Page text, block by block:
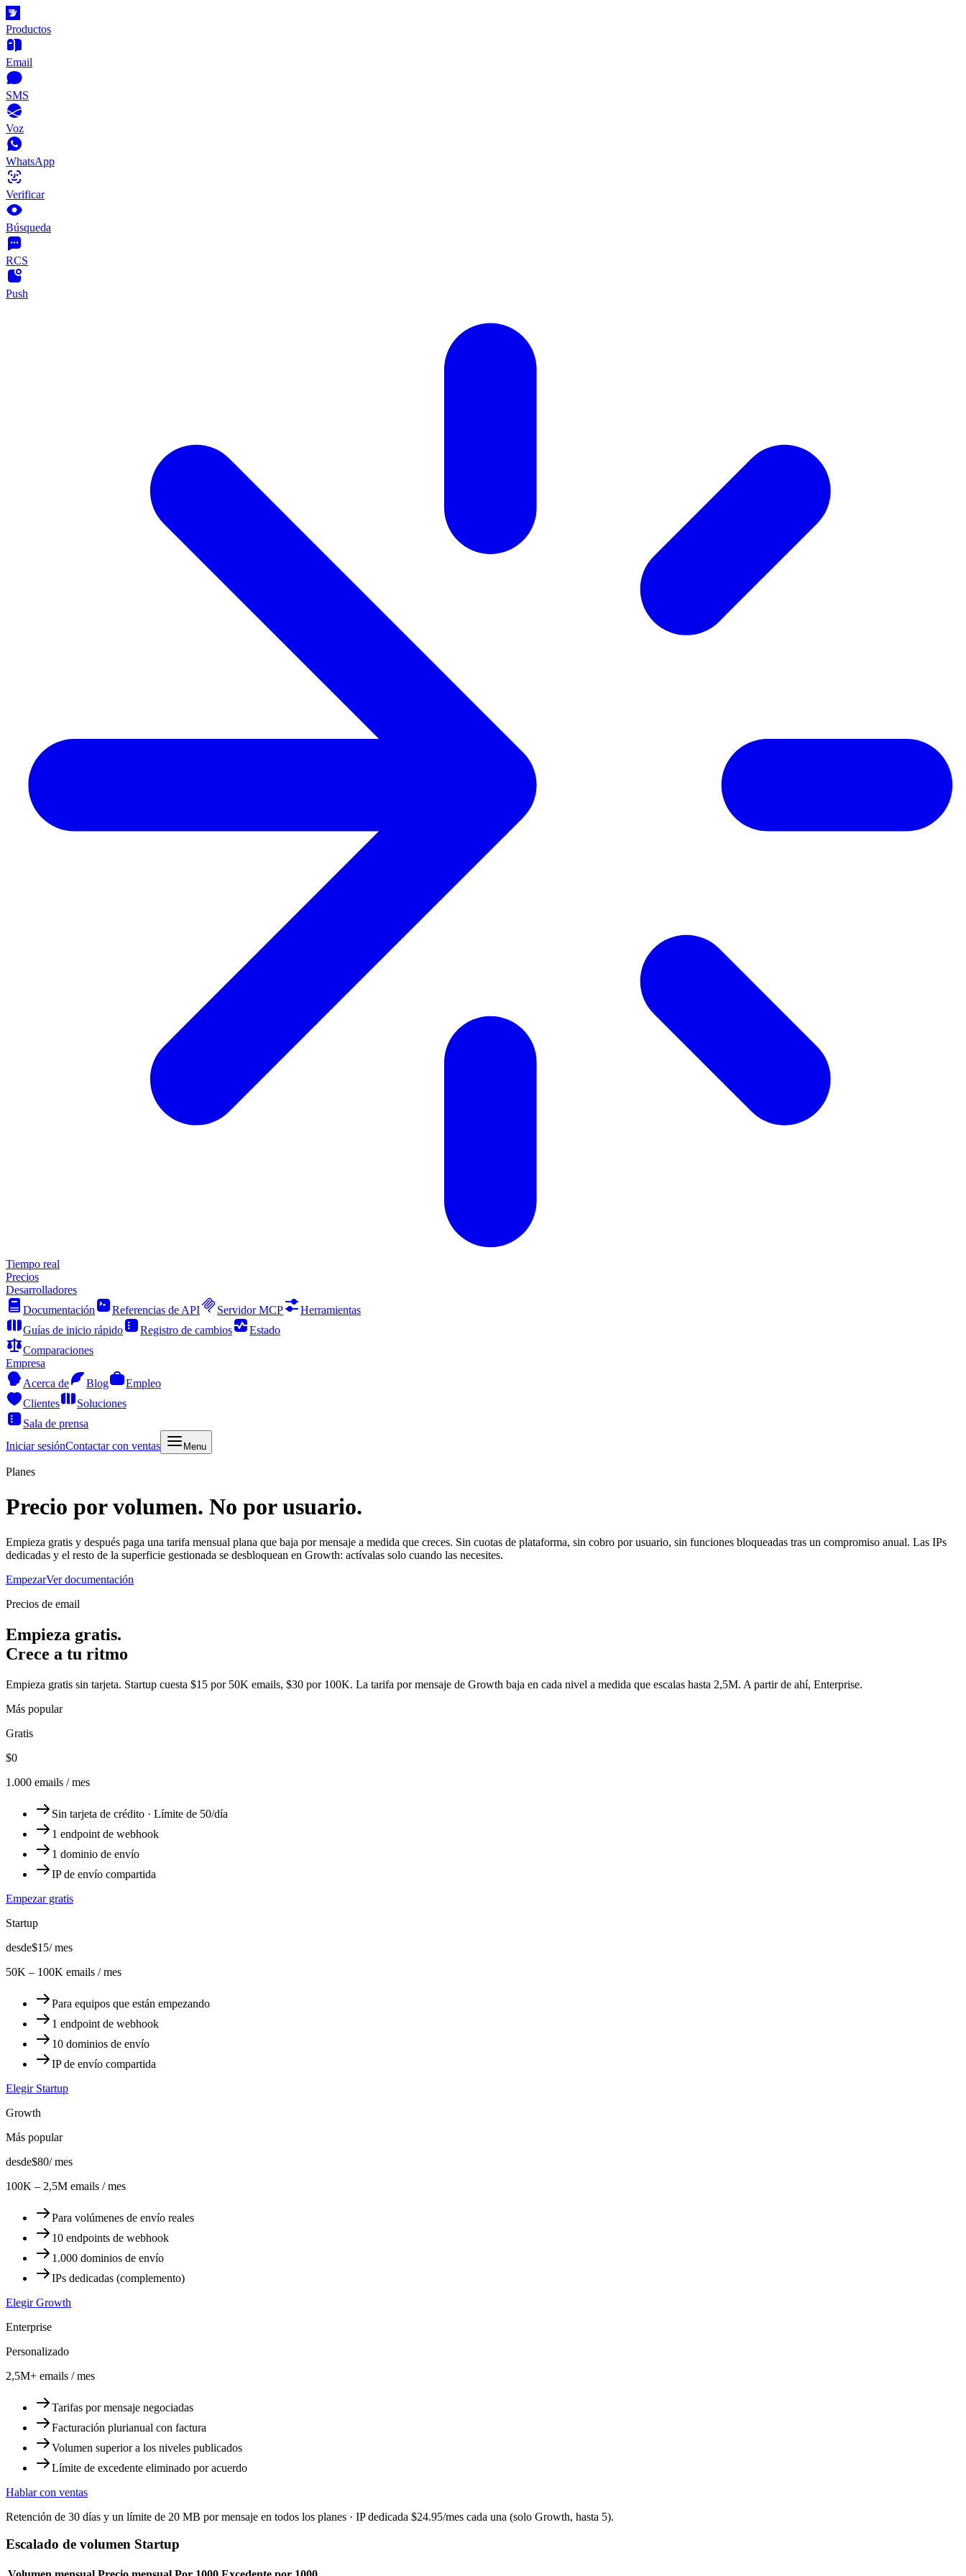
Productos
Email
SMS
Voz
WhatsApp
Verificar
Búsqueda
RCS
Push
Tiempo real
Precios
Desarrolladores
Documentación
Referencias de API Servidor MCP
Herramientas
Guías de inicio rápido
Registro de cambios
Estado
Comparaciones
Empresa
Acerca de
Blog
Empleo
Clientes
Soluciones
Sala de prensa
Iniciar sesiónContactar con ventas Menu
Planes
Precio por volumen. No por usuario.
Empieza gratis y después paga una tarifa mensual plana que baja por mensaje a medida que creces. Sin cuotas de plataforma, sin cobro por usuario, sin funciones bloqueadas tras un compromiso anual. Las IPs
dedicadas y el resto de la superficie gestionada se desbloquean en Growth: actívalas solo cuando las necesites.
EmpezarVer documentación
Precios de email
Empieza gratis.
Crece a tu ritmo
Empieza gratis sin tarjeta. Startup cuesta $15 por 50K emails, $30 por 100K. La tarifa por mensaje de Growth baja en cada nivel a medida que escalas hasta 2,5M. A partir de ahí, Enterprise.
Más popular
Gratis
$0
1.000 emails / mes
Sin tarjeta de crédito · Límite de 50/día
1 endpoint de webhook
1 dominio de envío
IP de envío compartida
Empezar gratis
Startup
desde$15/ mes
50K – 100K emails / mes
Para equipos que están empezando
1 endpoint de webhook
10 dominios de envío
IP de envío compartida
Elegir Startup
Growth
Más popular
desde$80/ mes
100K – 2,5M emails / mes
Para volúmenes de envío reales
10 endpoints de webhook
1.000 dominios de envío
IPs dedicadas (complemento)
Elegir Growth
Enterprise
Personalizado
2,5M+ emails / mes
Tarifas por mensaje negociadas
Facturación plurianual con factura
Volumen superior a los niveles publicados
Límite de excedente eliminado por acuerdo
Hablar con ventas
Retención de 30 días y un límite de 20 MB por mensaje en todos los planes · IP dedicada $24.95/mes cada una (solo Growth, hasta 5).
Escalado de volumen Startup